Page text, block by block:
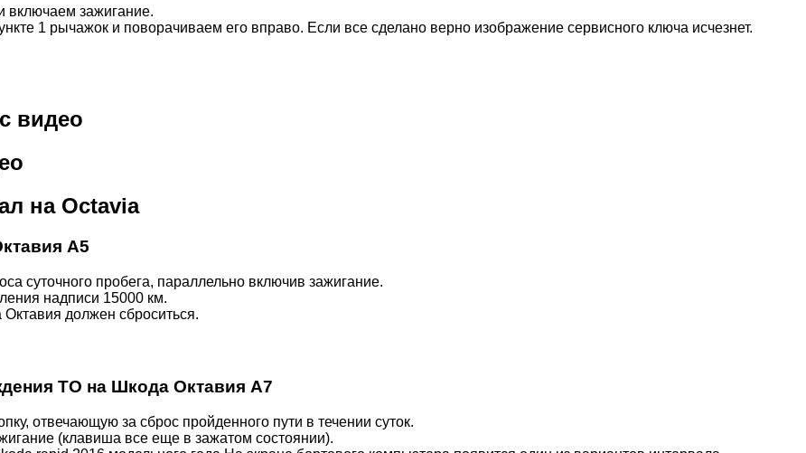
включаем зажигание.
1 рычажок и поворачиваем его вправо. Если все сделано верно изображение сервисного ключа исчезнет.
видео
на Octavia
A5
суточного пробега, параллельно включив зажигание.
надписи 15000 км.
должен сброситься.
ТО на Шкода Октавия A7
отвечающую за сброс пройденного пути в течении суток.
(клавиша все еще в зажатом состоянии).